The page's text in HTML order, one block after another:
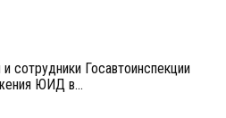
сотрудники Госавтоинспекции
ЮИД в...